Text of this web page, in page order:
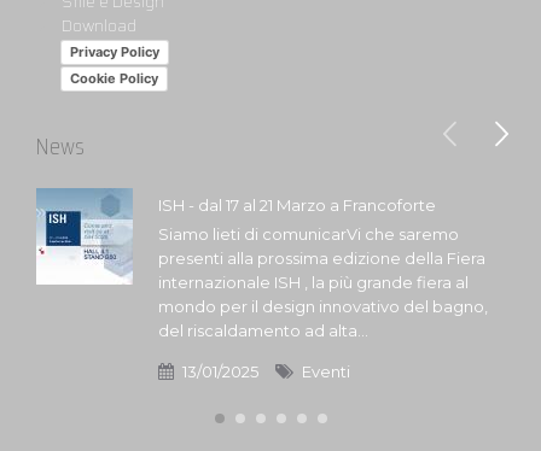
Download
Privacy Policy
Cookie Policy
News
ISH - dal 17 al 21 Marzo a Francoforte
Siamo lieti di comunicarVi che saremo
presenti alla prossima edizione della Fiera
internazionale ISH , la più grande fiera al
mondo per il design innovativo del bagno,
del riscaldamento ad alta...
13/01/2025 Eventi